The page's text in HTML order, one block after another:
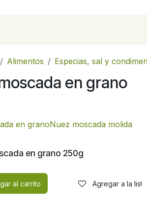
Alimentos Especias, sal y
en grano
en granoNuez moscada molida
en grano 250g
al carrito Agregar a la